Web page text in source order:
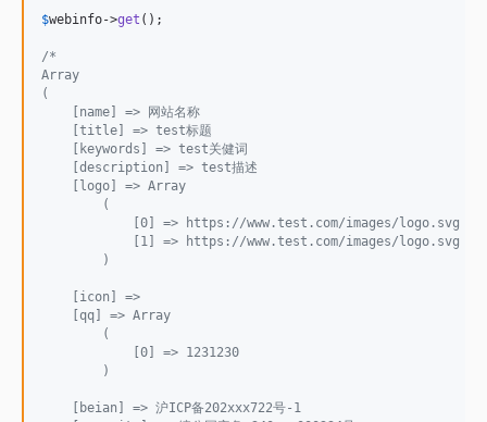
$webinfo->get ();
/*
Array
(
    [name] => 网站名称
    [title] => test标题
    [keywords] => test关健词
    [description] => test描述
    [logo] => Array
        (
            [0] => https://www.test.com/images/logo.svg
            [1] => https://www.test.com/images/logo.svg
        )
    [icon] =>
    [qq] => Array
        (
            [0] => 1231230
        )
    [beian] => 沪ICP备202xxx722号-1